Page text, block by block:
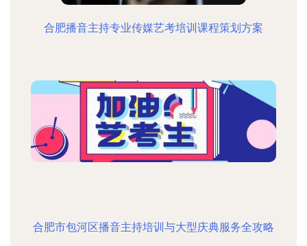
合肥播音主持专业传媒艺考培训课程策划方案
合肥市包河区播音主持培训与大型庆典服务全攻略